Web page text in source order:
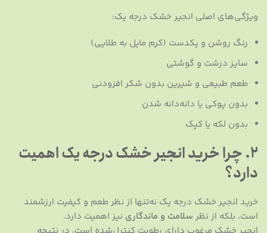
ویژگی‌های اصلی انجیر خشک درجه یک:
رنگ روشن و یکدست (کرم مایل به طلایی)
سایز درشت و گوشتی
طعم طبیعی و شیرین بدون شکر افزودنی
بدون پوکی یا دانه‌دانه شدن
بدون لکه یا کپک
۲. چرا خرید انجیر خشک درجه یک اهمیت
دارد؟
خرید انجیر خشک درجه یک نه‌تنها از نظر طعم و کیفیت ارزشمند
است، بلکه از نظر سلامت و ماندگاری نیز اهمیت دارد.